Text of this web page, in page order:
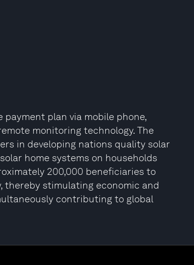
plan via mobile phone,
monitoring technology. The
in developing nations quality solar
home systems on households
200,000 beneficiaries to
thereby stimulating economic and
contributing to global